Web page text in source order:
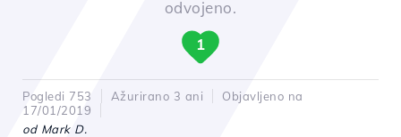
odvojeno.
1
Pogledi 753 Ažurirano 3 ani
Objavljeno na
17/01/2019
od Mark D.